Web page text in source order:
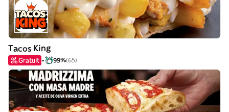
Tacos King
Gratuit 99%(65)